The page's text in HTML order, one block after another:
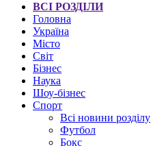
ВСІ РОЗДІЛИ
Головна
Україна
Місто
Світ
Бізнес
Наука
Шоу-бізнес
Спорт
Всі новини розділу
Футбол
Бокс